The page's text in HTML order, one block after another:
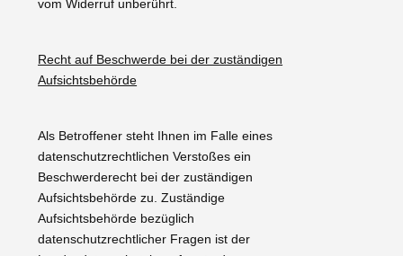
vom Widerruf unberührt.
Recht auf Beschwerde bei der zuständigen
Aufsichtsbehörde
Als Betroffener steht Ihnen im Falle eines
datenschutzrechtlichen Verstoßes ein
Beschwerderecht bei der zuständigen
Aufsichtsbehörde zu. Zuständige
Aufsichtsbehörde bezüglich
datenschutzrechtlicher Fragen ist der